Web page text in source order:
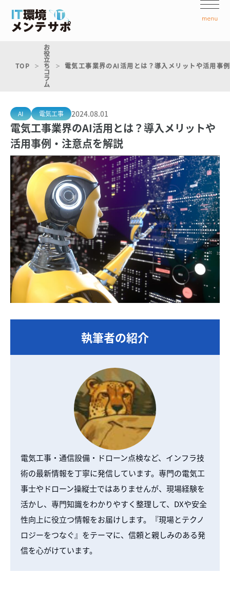
TOP
お
役
立
ち
コ
ラ
ム
電気工事業界のAI活用とは？導入メリットや活用事
AI 電気工事 2024.08.01
電気工事業界のAI活用とは？導入メリットや
活用事例・注意点を解説
執筆者の紹介
電気工事・通信設備・ドローン点検など、インフラ技
術の最新情報を丁寧に発信しています。専門の電気工
事士やドローン操縦士ではありませんが、現場経験を
活かし、専門知識をわかりやすく整理して、DXや安全
性向上に役立つ情報をお届けします。『現場とテクノ
ロジーをつなぐ』をテーマに、信頼と親しみのある発
信を心がけています。